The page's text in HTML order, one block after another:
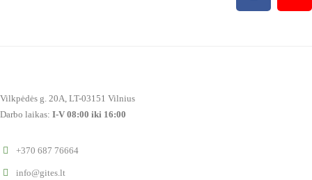
Vilkpėdės g. 20A, LT-03151 Vilnius
Darbo laikas: I-V 08:00 iki 16:00
+370 687 76664
info@gites.lt